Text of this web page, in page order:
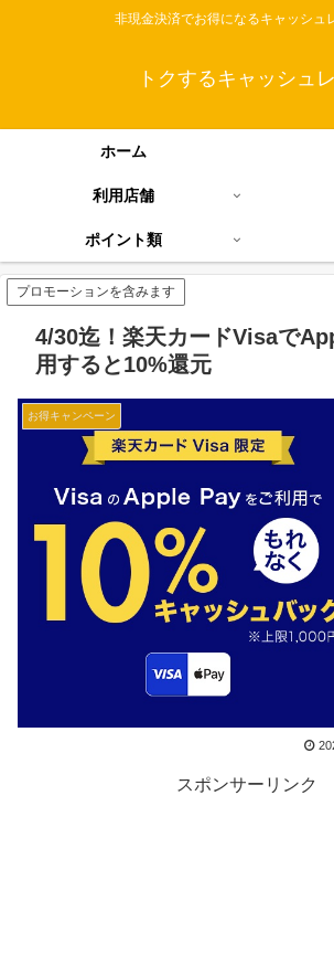
非現金決済でお得になるキャッシュ
トクするキャッシュ
ホーム
利用店舗
ポイント類
プロモーションを含みます
4/30迄！楽天カードVisaで
用すると10%還元
お得キャンペーン
スポンサーリンク